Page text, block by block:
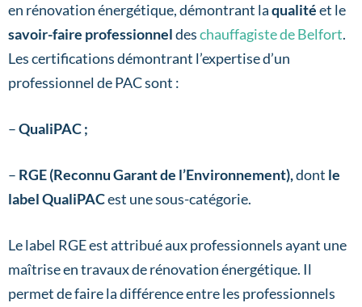
en rénovation énergétique, démontrant laqualitéet le
savoir-faire professionneldeschauffagiste de Belfort.
Les certifications démontrant l’expertise d’un
professionnel de PAC sont :
–QualiPAC ;
– RGE (Reconnu Garant de l’Environnement),dont le
label QualiPACest une sous-catégorie.
Le label RGE est attribué aux professionnels ayant une
maîtrise en travaux de rénovation énergétique. Il
permet de faire la différence entre les professionnels